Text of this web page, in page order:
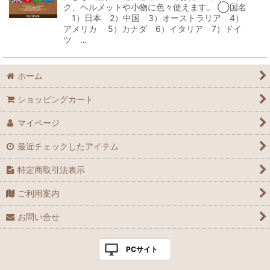
ク、ヘルメットや小物に色々使えます。 ◯国名
1）日本 2）中国 3）オーストラリア 4）
アメリカ 5）カナダ 6）イタリア 7）ドイ
ツ …
ホーム
ショッピングカート
マイページ
最近チェックしたアイテム
特定商取引法表示
ご利用案内
お問い合せ
PCサイト